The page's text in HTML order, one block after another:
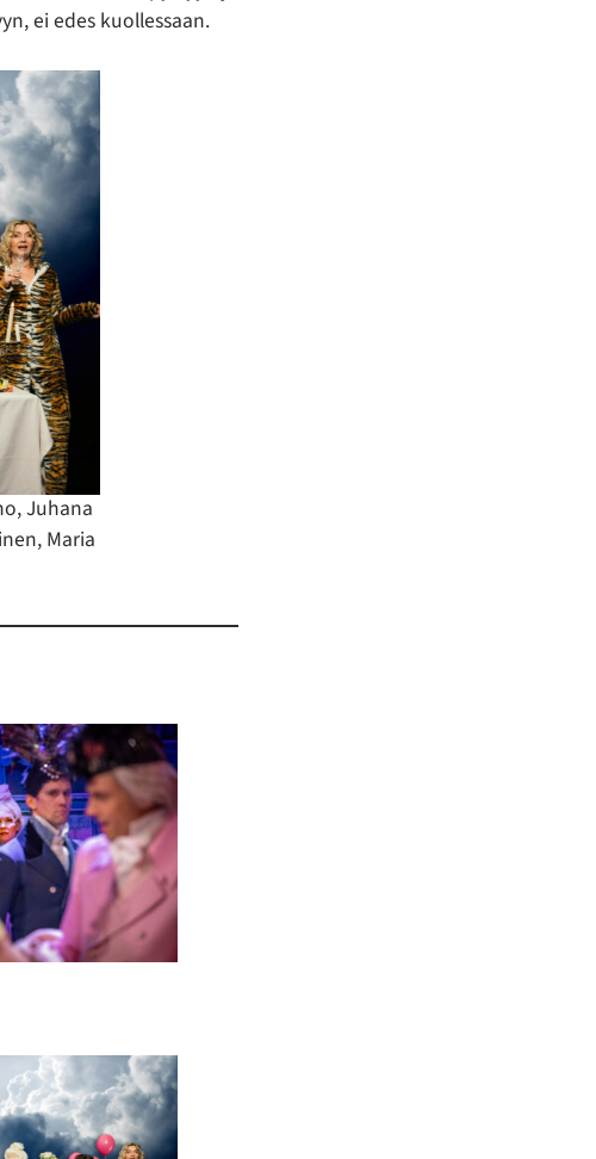
ei edes kuollessaan.
Juhana
Maria